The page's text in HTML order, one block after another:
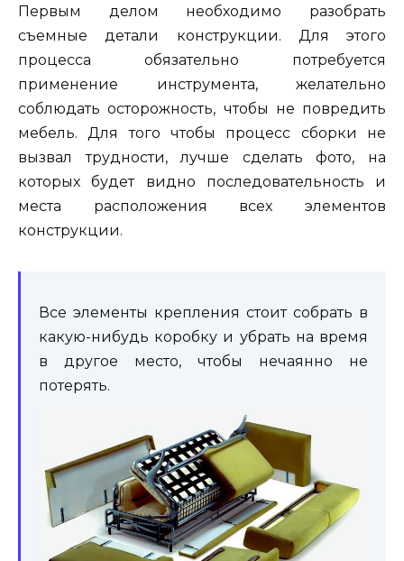
Первым делом необходимо разобрать
съемные детали конструкции. Для этого
процесса обязательно потребуется
применение инструмента, желательно
соблюдать осторожность, чтобы не повредить
мебель. Для того чтобы процесс сборки не
вызвал трудности, лучше сделать фото, на
которых будет видно последовательность и
места расположения всех элементов
конструкции.
Все элементы крепления стоит собрать в
какую-нибудь коробку и убрать на время
в другое место, чтобы нечаянно не
потерять.